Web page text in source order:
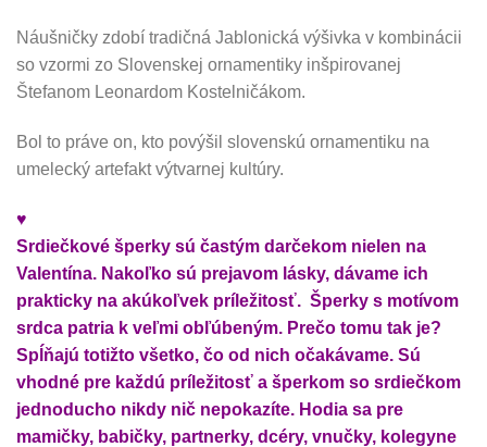
Náušničky zdobí tradičná Jablonická výšivka v kombinácii
so vzormi zo Slovenskej ornamentiky inšpirovanej
Štefanom Leonardom Kostelničákom.
Bol to práve on, kto povýšil slovenskú ornamentiku na
umelecký artefakt výtvarnej kultúry.
♥
Srdiečkové šperky sú častým darčekom nielen na
Valentína. Nakoľko sú prejavom lásky, dávame ich
prakticky na akúkoľvek príležitosť. Šperky s motívom
srdca patria k veľmi obľúbeným. Prečo tomu tak je?
Spĺňajú totižto všetko, čo od nich očakávame. Sú
vhodné pre každú príležitosť a šperkom so srdiečkom
jednoducho nikdy nič nepokazíte. Hodia sa pre
mamičky, babičky, partnerky, dcéry, vnučky, kolegyne